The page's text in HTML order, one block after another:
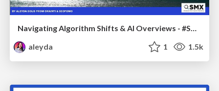
Navigating Algorithm Shifts & AI Overviews - #SMXNext
aleyda
1 1.5k